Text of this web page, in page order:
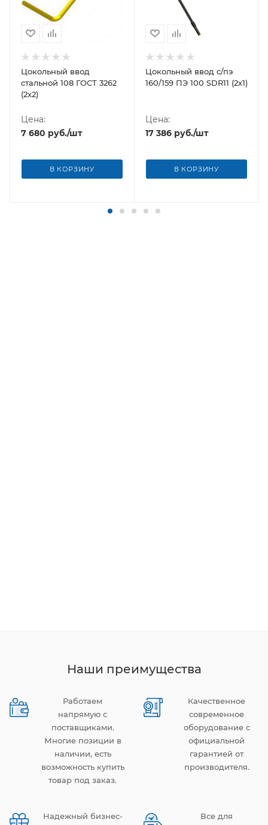
Цокольный ввод
стальной 108 ГОСТ 3262
(2х2)
Цена:
7 680 руб./шт
В КОРЗИНУ
Цокольный ввод с/пэ
160/159 ПЭ 100 SDR11 (2х1)
Цена:
17 386 руб./шт
В КОРЗИНУ
Наши преимущества
Работаем
напрямую с
поставщиками.
Многие позиции в
наличии, есть
возможность купить
товар под заказ.
Качественное
современное
оборудование с
официальной
гарантией от
производителя.
Надежный бизнес-
Все для